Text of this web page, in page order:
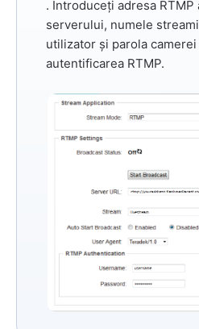
. Introduceți adresa RTMP
serverului, numele
utilizator și parola
autentificarea RTMP.